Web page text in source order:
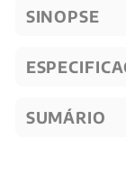
SINOPSE
SUMÁRIO